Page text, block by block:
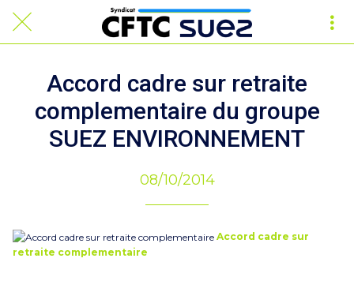
Accord cadre sur retraite
complementaire du groupe
SUEZ ENVIRONNEMENT
08/10/2014
Accord cadre sur
retraite complementaire